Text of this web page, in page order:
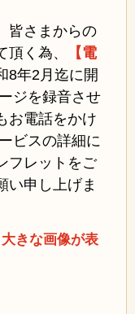
皆さまからの
く為、
【電
8年2月迄に開
ジを録音させ
お電話をかけ
ビスの詳細に
フレットをご
い申し上げま
きな画像が表